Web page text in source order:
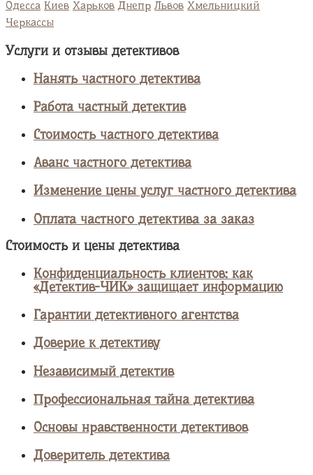
Одесса Киев Харьков Днепр Львов Хмельницкий
Черкассы
Услуги и отзывы детективов
Нанять частного детектива
Работа частный детектив
Стоимость частного детектива
Аванс частного детектива
Изменение цены услуг частного детектива
Оплата частного детектива за заказ
Стоимость и цены детектива
Конфиденциальность клиентов: как
«Детектив-ЧИК» защищает информацию
Гарантии детективного агентства
Доверие к детективу
Независимый детектив
Профессиональная тайна детектива
Основы нравственности детективов
Доверитель детектива